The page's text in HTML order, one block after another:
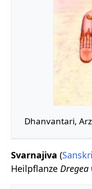
Dhanvantari,
Svarnajiva (
Heilpflanze